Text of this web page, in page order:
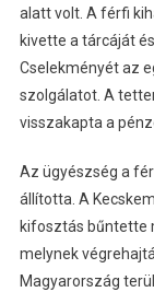
alatt volt. A férfi
kivette a tárcáját
Cselekményét az
szolgálatot. A
visszakapta a
Az ügyészség a
állította. A
kifosztás bűntette
melynek
Magyarország